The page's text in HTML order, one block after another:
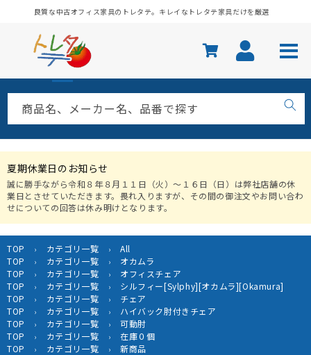
ンツに
良質な中古オフィス家具のトレタテ。キレイなトレタテ家具だけを厳選
商品名、メーカー名、品番で探す
夏期休業日のお知らせ
誠に勝手ながら令和８年８月１１日（火）〜１６日（日）は弊社店舗の休
業日とさせていただきます。畏れ入りますが、その間の御注文やお問い合わ
せについての回答は休み明けとなります。
TOP › カテゴリ一覧 ›
All
TOP
› カテゴリ一覧 ›
オカムラ
TOP
› カテゴリ一覧 ›
オフィスチェア
TOP
› カテゴリ一覧 ›
シルフィー[Sylphy][オカムラ][Okamura]
TOP
› カテゴリ一覧 ›
チェア
TOP
› カテゴリ一覧 ›
ハイバック肘付きチェア
TOP
› カテゴリ一覧 ›
可動肘
TOP
› カテゴリ一覧 ›
在庫０個
TOP
› カテゴリ一覧 › 新商品